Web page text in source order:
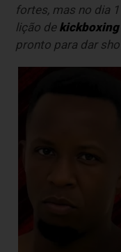
fortes, mas no dia
lição de kickboxing
pronto para dar